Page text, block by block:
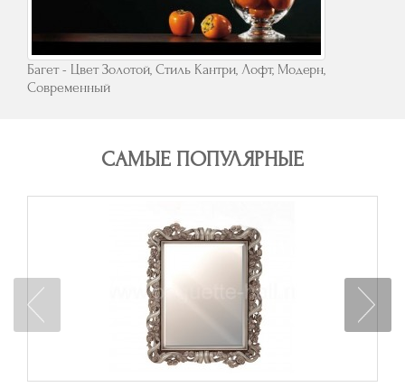
Багет - Цвет Золотой, Стиль Кантри, Лофт, Модерн,
Современный
САМЫЕ ПОПУЛЯРНЫЕ